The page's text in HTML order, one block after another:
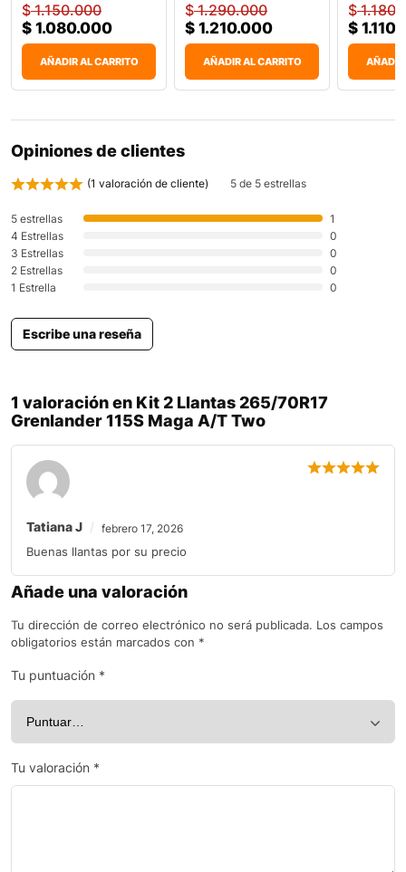
$1.150.000
$ 1.080.000
AÑADIR AL CARRITO
$1.290.000
$ 1.210.000
AÑADIR AL CARRITO
$
$
AÑADIR
Opiniones de clientes
(1 valoración de cliente) 5 de 5 estrellas
5 estrellas
1
4 Estrellas
0
3 Estrellas
0
2 Estrellas
0
1 Estrella
0
Escribe una reseña
1 valoración en Kit 2 Llantas 265/70R17
Grenlander 115S Maga A/T Two
Tatiana J febrero 17, 2026
Buenas llantas por su precio
Añade una valoración
Tu dirección de correo electrónico no será publicada. Los campos
obligatorios están marcados con *
Tu puntuación *
Tu valoración *